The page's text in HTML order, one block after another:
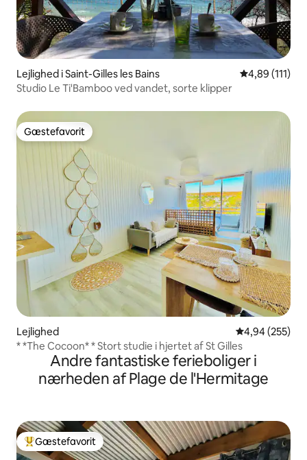
Lejlighed i Saint-Gilles les Bains 4,89 ud af 5 i
4,89 (111)
Studio Le Ti'Bamboo ved vandet, sorte klipper
Gæstefavorit
Gæstefavorit
Lejlighed 4,94 ud af 5 i
4,94 (255)
* *The Cocoon* * Stort studie i hjertet af St Gilles
Andre fantastiske ferieboliger i
nærheden af Plage de l'Hermitage
Bedste gæstefavorit
Gæstefavorit